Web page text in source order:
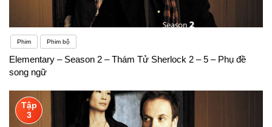
Phim Phim bộ
Elementary – Season 2 – Thám Tử Sherlock 2 – 5 – Phụ đề
song ngữ
Tập
3